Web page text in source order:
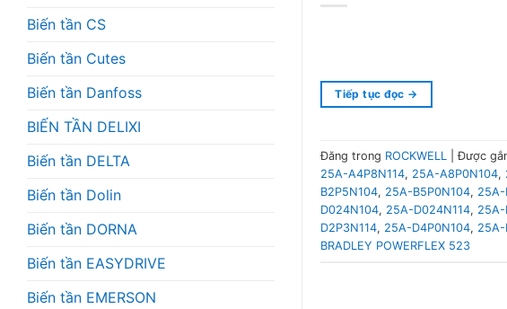
Biến tần CS
Biến tần Cutes
Biến tần Danfoss
BIẾN TẦN DELIXI
Biến tần DELTA
Biến tần Dolin
Biến tần DORNA
Biến tần EASYDRIVE
Biến tần EMERSON
Tiếp tục đọc →
Đăng trong ROCKWELL |Được
25A-A4P8N114, 25A-A8P0N104,
B2P5N104, 25A-B5P0N104, 25A-
D024N104, 25A-D024N114, 25A-
D2P3N114, 25A-D4P0N104, 25A-
BRADLEY POWERFLEX 523